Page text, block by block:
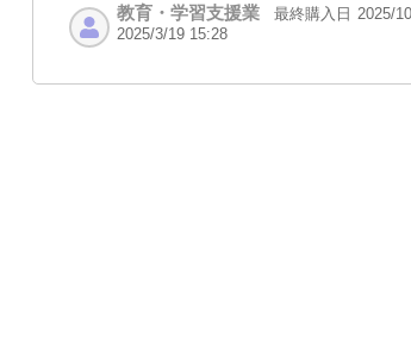
教育・学習支援業
最終購入日 2025/
2025/3/19 15:28